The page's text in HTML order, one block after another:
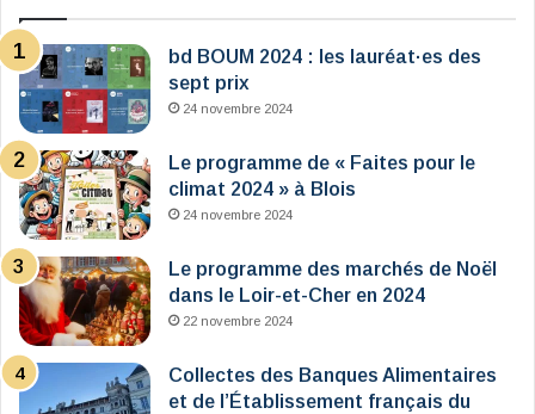
bd BOUM 2024 : les lauréat·es des
sept prix
24 novembre 2024
Le programme de « Faites pour le
climat 2024 » à Blois
24 novembre 2024
Le programme des marchés de Noël
dans le Loir-et-Cher en 2024
22 novembre 2024
Collectes des Banques Alimentaires
et de l’Établissement français du